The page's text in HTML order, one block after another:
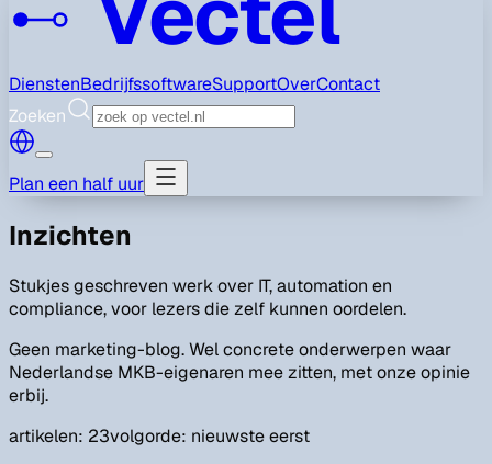
DienstenBedrijfssoftwareSupportOverContact
Zoeken
Plan een half uur
Inzichten
Stukjes geschreven werk over IT, automation en
compliance, voor lezers die zelf kunnen oordelen.
Geen marketing-blog. Wel concrete onderwerpen waar
Nederlandse MKB-eigenaren mee zitten, met onze opinie
erbij.
artikelen: 23volgorde: nieuwste eerst